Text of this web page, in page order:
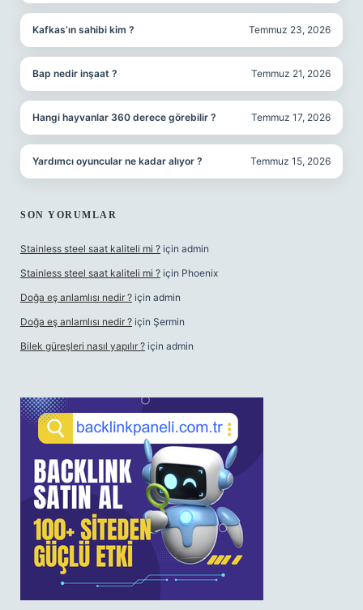
Kafkas’ın sahibi kim ? Temmuz 23, 2026
Bap nedir inşaat ? Temmuz 21, 2026
Hangi hayvanlar 360 derece görebilir ? Temmuz 17, 2026
Yardımcı oyuncular ne kadar alıyor ? Temmuz 15, 2026
SON YORUMLAR
Stainless steel saat kaliteli mi ? için admin
Stainless steel saat kaliteli mi ? için Phoenix
Doğa eş anlamlısı nedir ? için admin
Doğa eş anlamlısı nedir ? için Şermin
Bilek güreşleri nasıl yapılır ? için admin